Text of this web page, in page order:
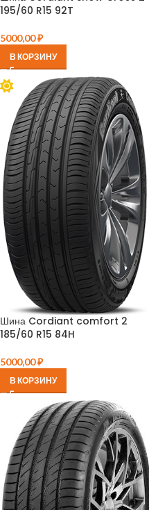
195/60 R15 92T
5000,00₽
В КОРЗИНУ
Шина Cordiant comfort 2
185/60 R15 84H
5000,00₽
В КОРЗИНУ